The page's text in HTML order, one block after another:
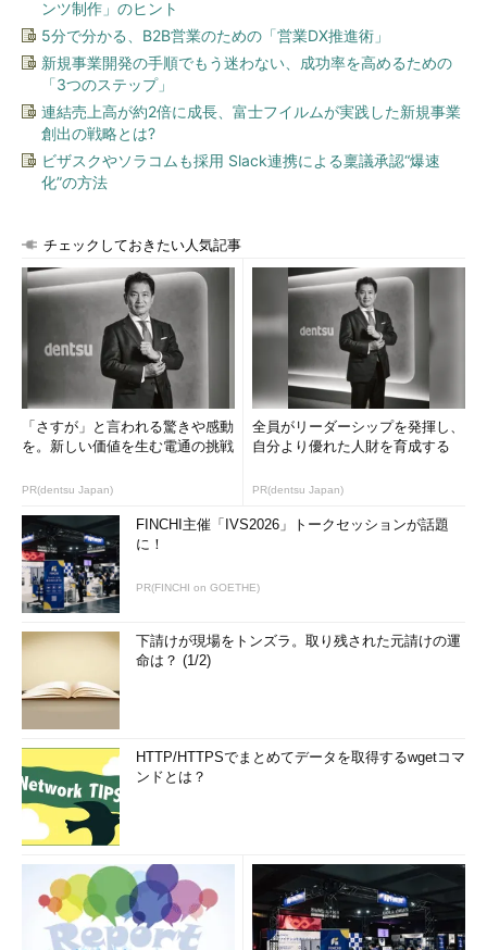
れます。
GUIのユーザーインターフェースが既定では利用できないの
で、GUIを使用せずに手動で更新やスキャン操作を実行したい場
合は、「%PROGRAMFILES%\Windows Defender」フォルダーに
ある「MpCmdRun.exe
PowerShellの「Defender」モジュールが提供するコマンドレッ
トを使用します。
とクイックスキャンを実行するには、コマンドプロンプトを開い
て次のコマンドラインを実行します（
画面3）。その他のオプシ
ョンについては、「
」を実行して確認してくださ
MpCmdRun -SignatureUpdate
MpCmdRun -Scan
ルの手動更新、手動スキャン、およびログの収集
Windows Defenderの状態に関しては、イベントログの
「Microsoft-Windows-Windows Defender」に記録されるイベン
トで確認できます。また、自動実行された処理に関しては
「%Windir%\Temp」フォルダーに作成されるログファイル
「MpCmdRun.log」や「MpSigStub.log」、手動実行した処理に
関しては「%TEMP%」フォルダーに作成されるログファイルで
詳細を確認できます。
ンツ制作」のヒント
5分で分かる、B2B営業のための「営業DX推進術」
新規事業開発の手順でもう迷わない、成功率を高めるための
「3つのステップ」
連結売上高が約2倍に成長、富士フイルムが実践した新規事業
創出の戦略とは?
ビザスクやソラコムも採用 Slack連携による稟議承認“爆速
化”の方法
チェックしておきたい人気記事
「さすが」と言われる驚きや感動
を。新しい価値を生む電通の挑戦
PR(dentsu Japan)
全員がリーダーシップを発揮し、
自分より優れた人財を育成する
PR(dentsu Japan)
FINCHI主催「IVS2026」トークセッションが話題
に！
PR(FINCHI on GOETHE)
下請けが現場をトンズラ。取り残された元請けの運
命は？ (1/2)
HTTP/HTTPSでまとめてデータを取得するwgetコマ
ンドとは？